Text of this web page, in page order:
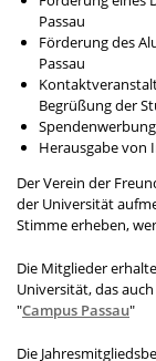
Passau
Förderung des
Passau
Begrüßung der
Spendenwerbung
Herausgabe von
Der Verein der
der Universität
Stimme erheben,
Die Mitglieder
Universität, das
"Campus Passau"
Die